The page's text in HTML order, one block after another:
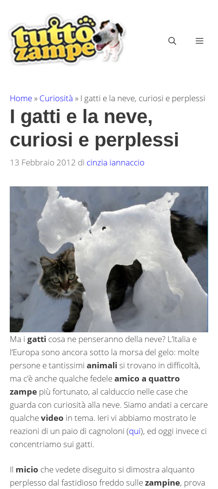
contenuto
Home» Curiosità » I gatti e la neve, curiosi e perplessi
I gatti e la neve,
curiosi e perplessi
13 Febbraio 2012 di cinzia iannaccio
Ma i gatti cosa ne penseranno della neve? L’Italia e
l’Europa sono ancora sotto la morsa del gelo: molte
persone e tantissimi animali si trovano in difficoltà,
ma c’è anche qualche fedeleamico a quattro
zampe più fortunato, al calduccio nelle case che
guarda con curiosità alla neve. Siamo andati a cercare
qualchevideo in tema. Ieri vi abbiamo mostrato le
reazioni di un paio di cagnoloni (qui), ed oggi invece ci
concentriamo sui gatti.
Il micio che vedete diseguito si dimostra alquanto
perplesso dal fastidioso freddo sullezampine, prova